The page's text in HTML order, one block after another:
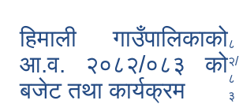
हिमाली गाउँपालिकाको
आ.व. २०८२/०८३ को
बजेट तथा कार्यक्रम
८
२/
८
३